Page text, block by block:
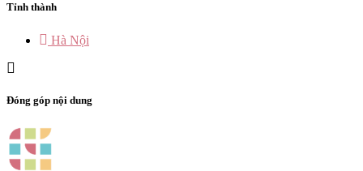
Tỉnh thành
Hà Nội
Đóng góp nội dung